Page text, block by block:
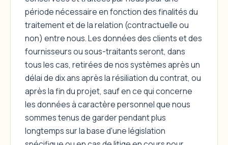
période nécessaire en fonction des finalités du
traitement et de la relation (contractuelle ou
non) entre nous. Les données des clients et des
fournisseurs ou sous-traitants seront, dans
tous les cas, retirées de nos systèmes après un
délai de dix ans après la résiliation du contrat, ou
après la fin du projet, sauf en ce qui concerne
les données à caractère personnel que nous
sommes tenus de garder pendant plus
longtemps sur la base d'une législation